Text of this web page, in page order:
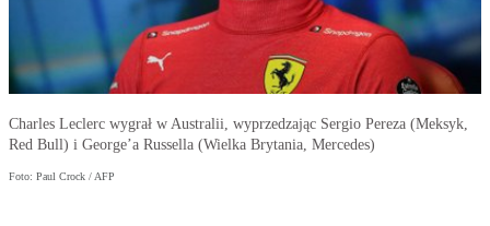
Charles Leclerc wygrał w Australii, wyprzedzając Sergio Pereza (Meksyk,
Red Bull) i George’a Russella (Wielka Brytania, Mercedes)
Foto: Paul Crock / AFP